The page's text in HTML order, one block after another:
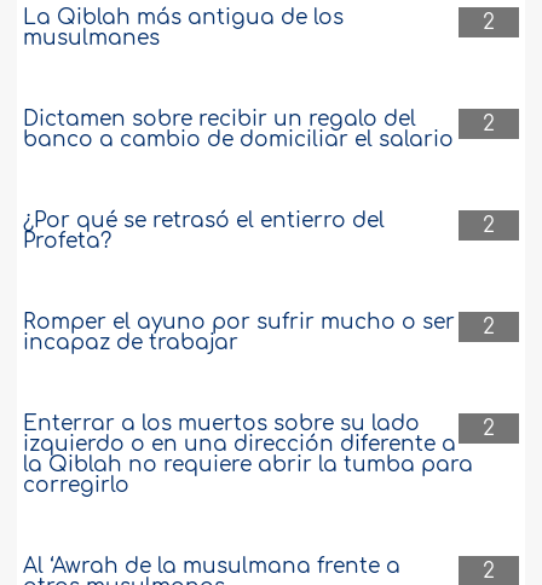
2
La Qiblah más antigua de los
musulmanes
2
Dictamen sobre recibir un regalo del
banco a cambio de domiciliar el salario
2
¿Por qué se retrasó el entierro del
Profeta?
2
Romper el ayuno por sufrir mucho o ser
incapaz de trabajar
2
Enterrar a los muertos sobre su lado
izquierdo o en una dirección diferente a
la Qiblah no requiere abrir la tumba para
corregirlo
2
Al ‘Awrah de la musulmana frente a